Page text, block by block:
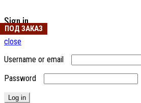
Sign in
close
Username or email
Password
Log in
ПОД ЗАКАЗ
ПОД ЗАКАЗ